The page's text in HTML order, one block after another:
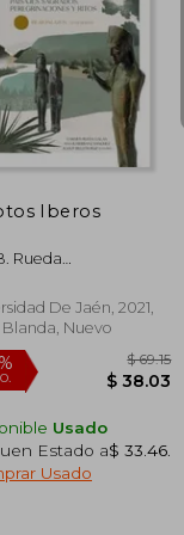
40%
dcto. $
Iberos
Rueda
S&Aacute;Nchez
De Jaén, 2021,
Nuevo
Usado
Estado a$ 33.46
Usado